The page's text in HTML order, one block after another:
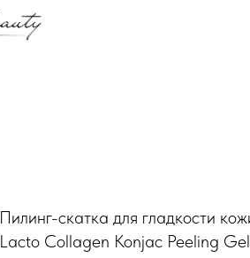
Пилинг-скатка для гладкости
Lacto Collagen Konjac Peeling Gel